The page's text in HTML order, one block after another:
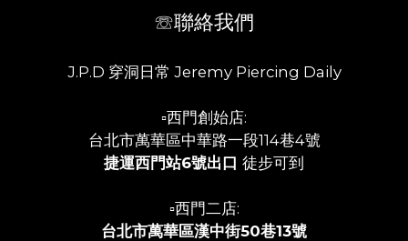
☏聯絡我們
J.P.D 穿洞日常 Jeremy Piercing Daily
▫️西門創始店:
台北市萬華區中華路一段114巷4號
捷運西門站6號出口 徒步可到
▫️西門二店:
台北市萬華區漢中街50巷13號